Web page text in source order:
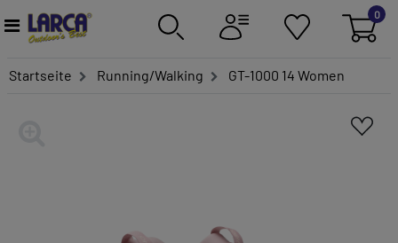
0
Startseite Running/Walking GT-1000 14 Women